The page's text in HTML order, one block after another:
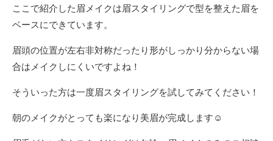
ここで紹介した眉メイクは眉スタイリングで型を整えた眉を
ベースにできています。
眉頭の位置が左右非対称だったり形がしっかり分からない場
合はメイクしにくいですよね！
そういった方は一度眉スタイリングを試してみてください！
朝のメイクがとっても楽になり美眉が完成します ☺︎